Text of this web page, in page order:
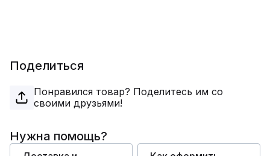
Поделиться
Понравился товар? Поделитесь им со
своими друзьями!
Нужна помощь?